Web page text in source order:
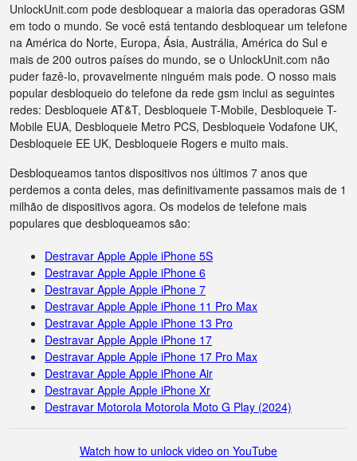
UnlockUnit.com pode desbloquear a maioria das operadoras GSM
em todo o mundo. Se você está tentando desbloquear um telefone
na América do Norte, Europa, Ásia, Austrália, América do Sul e
mais de 200 outros países do mundo, se o UnlockUnit.com não
puder fazê-lo, provavelmente ninguém mais pode. O nosso mais
popular desbloqueio do telefone da rede gsm inclui as seguintes
redes: Desbloqueie AT&T, Desbloqueie T-Mobile, Desbloqueie T-
Mobile EUA, Desbloqueie Metro PCS, Desbloqueie Vodafone UK,
Desbloqueie EE UK, Desbloqueie Rogers e muito mais.
Desbloqueamos tantos dispositivos nos últimos 7 anos que
perdemos a conta deles, mas definitivamente passamos mais de 1
milhão de dispositivos agora. Os modelos de telefone mais
populares que desbloqueamos são:
Destravar Apple Apple iPhone 5S
Destravar Apple Apple iPhone 6
Destravar Apple Apple iPhone 7
Destravar Apple Apple iPhone 11 Pro Max
Destravar Apple Apple iPhone 13 Pro
Destravar Apple Apple iPhone 17
Destravar Apple Apple iPhone 17 Pro Max
Destravar Apple Apple iPhone Air
Destravar Apple Apple iPhone Xr
Destravar Motorola Motorola Moto G Play (2024)
Watch how to unlock video on YouTube